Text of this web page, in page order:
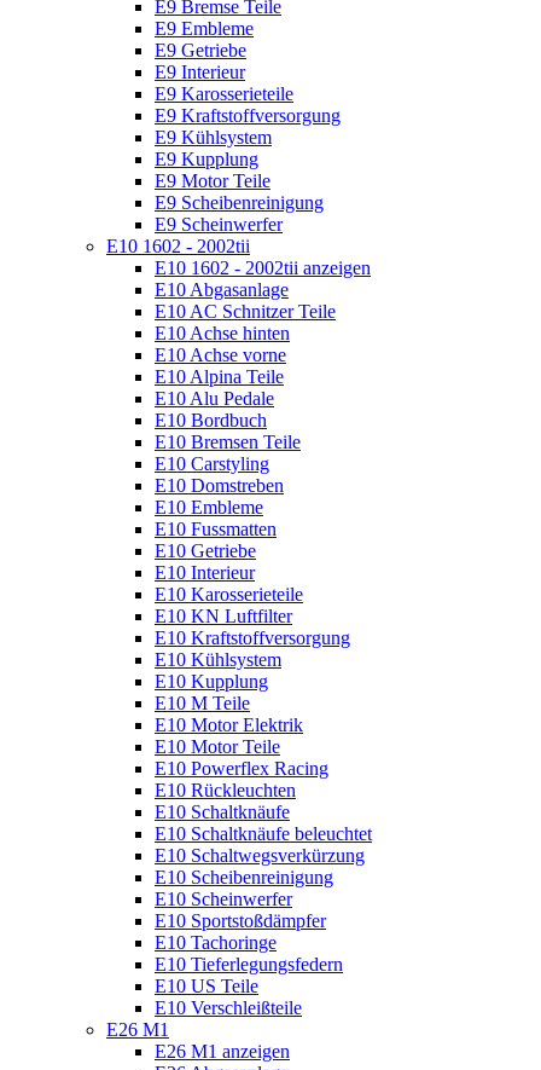
E9 Bremse Teile
E9 Embleme
E9 Getriebe
E9 Interieur
E9 Karosserieteile
E9 Kraftstoffversorgung
E9 Kühlsystem
E9 Kupplung
E9 Motor Teile
E9 Scheibenreinigung
E9 Scheinwerfer
E10 1602 - 2002tii
E10 1602 - 2002tii anzeigen
E10 Abgasanlage
E10 AC Schnitzer Teile
E10 Achse hinten
E10 Achse vorne
E10 Alpina Teile
E10 Alu Pedale
E10 Bordbuch
E10 Bremsen Teile
E10 Carstyling
E10 Domstreben
E10 Embleme
E10 Fussmatten
E10 Getriebe
E10 Interieur
E10 Karosserieteile
E10 KN Luftfilter
E10 Kraftstoffversorgung
E10 Kühlsystem
E10 Kupplung
E10 M Teile
E10 Motor Elektrik
E10 Motor Teile
E10 Powerflex Racing
E10 Rückleuchten
E10 Schaltknäufe
E10 Schaltknäufe beleuchtet
E10 Schaltwegsverkürzung
E10 Scheibenreinigung
E10 Scheinwerfer
E10 Sportstoßdämpfer
E10 Tachoringe
E10 Tieferlegungsfedern
E10 US Teile
E10 Verschleißteile
E26 M1
E26 M1 anzeigen